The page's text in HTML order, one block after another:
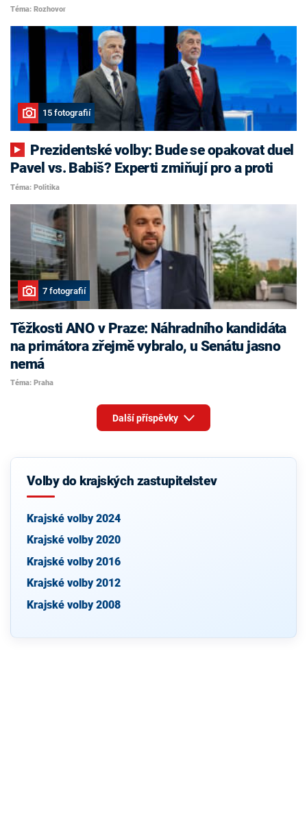
Téma: Rozhovor
15 fotografií
Pavel vs. Babiš? Experti zmiňují pro a proti
Téma: Politika
7 fotografií
Těžkosti ANO v Praze: Náhradního kandidáta
na primátora zřejmě vybralo, u Senátu jasno
nemá
Téma: Praha
Další příspěvky
Volby do krajských zastupitelstev
Krajské volby 2024
Krajské volby 2020
Krajské volby 2016
Krajské volby 2012
Krajské volby 2008